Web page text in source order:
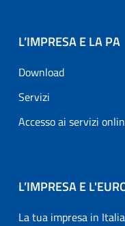
L’IMPRESA E LA PA
Download
Servizi
Accesso ai servizi
L’IMPRESA E
La tua impresa in